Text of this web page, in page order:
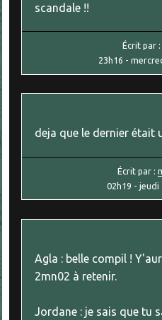
scandale !!
Écrit par :
23h16 -
deja que le dernier était
Écrit par :
02h19 - jeudi
Agla : belle compil !
2mn02 à retenir.
Jordane : je sais que tu